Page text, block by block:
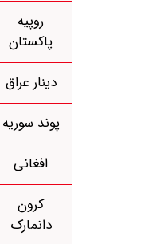
روپیه
پاکستان
دینار عراق
پوند سوریه
افغانی
کرون
دانمارک